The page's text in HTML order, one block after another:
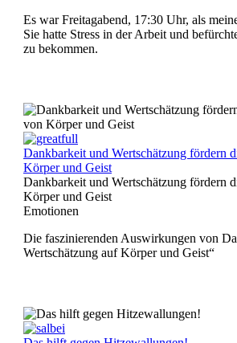
Es war Freitagabend, 17:30 Uhr, als
Sie hatte Stress in der Arbeit und
zu bekommen.
Dankbarkeit und Wertschätzung fördern
Körper und Geist
Dankbarkeit und Wertschätzung fördern
Körper und Geist
Emotionen
Die faszinierenden Auswirkungen von
Wertschätzung auf Körper und Geist“